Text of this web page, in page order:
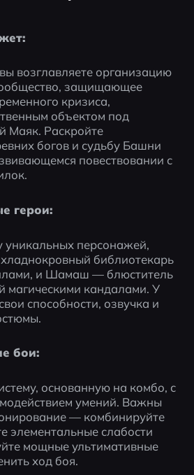
возглавляете организацию
защищающее
кризиса,
объектом под
Маяк. Раскройте
богов и судьбу Башни
повествовании с
герои:
уникальных персонажей,
библиотекарь
и Шамаш — блюститель
магическими кандалами. У
способности, озвучка и
бои:
основанную на комбо, с
умений. Важны
— комбинируйте
элементальные слабости
мощные ультимативные
ход боя.